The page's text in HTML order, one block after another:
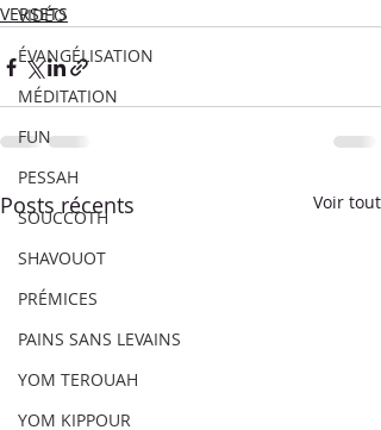
VIDÉO
ÉVANGÉLISATION
MÉDITATION
FUN
PESSAH
SOUCCOTH
SHAVOUOT
PRÉMICES
PAINS SANS LEVAINS
YOM TEROUAH
YOM KIPPOUR
VERSETS
Posts récents Voir tout